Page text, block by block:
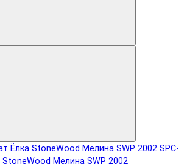
SPC-
StoneWood Мелина SWP 2002